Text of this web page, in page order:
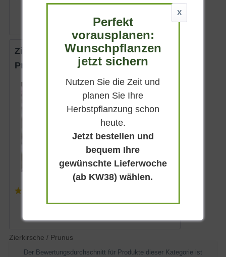
ab 122,90 € *
Zierpfirsich 'Spring Glow'
Prunus persica 'Spring Glow'
Halbschattig
Zierkirsche / Prunus
Der Bewertungsdurchschnitt für Produkte dieser Kategorie ist
X
Perfekt
vorausplanen:
Wunschpflanzen
jetzt sichern
Nutzen Sie die Zeit und
planen Sie Ihre
Herbstpflanzung schon
heute.
Jetzt bestellen und
bequem Ihre
gewünschte Lieferwoche
(ab KW38) wählen.